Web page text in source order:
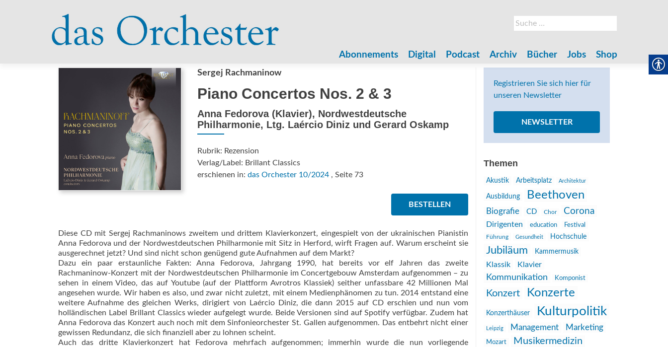
Suche
nach:
Abonnements Digital Podcast Archiv Bücher Jobs Shop
Sergej Rachmaninow
Piano Concertos Nos. 2 & 3
Anna Fedorova (Klavier), Nordwestdeutsche
Philharmonie, Ltg. Laércio Diniz und Gerard Oskamp
Rubrik: Rezension
Verlag/Label: Brillant Classics
erschienen in: das Orchester 10/2024, Seite 73
BESTELLEN
Diese CD mit Sergej Rachmaninows zweitem und drittem Klavierkonzert, eingespielt von der ukrainischen Pianistin
Anna Fedorova und der Nordwestdeutschen Philharmonie mit Sitz in Herford, wirft Fragen auf. Warum erscheint sie
ausgerechnet jetzt? Und sind nicht schon genügend gute Aufnahmen auf dem Markt?
Dazu ein paar erstaunliche Fakten: Anna Fedorova, Jahrgang 1990, hat bereits vor elf Jahren das zweite
Rachmaninow-Konzert mit der Nordwestdeutschen Philharmonie im Concertgebouw Amsterdam aufgenommen – zu
sehen in einem Video, das auf Youtube (auf der Plattform Avrotros Klassiek) seither unfassbare 42 Millionen Mal
angesehen wurde. Wir haben es also, und zwar nicht zuletzt, mit einem Medienphänomen zu tun. 2014 entstand eine
weitere Aufnahme des gleichen Werks, dirigiert von Laércio Diniz, die dann 2015 auf CD erschien und nun vom
holländischen Label Brillant Classics wieder aufgelegt wurde. Beide Versionen sind auf Spotify verfügbar. Zudem hat
Anna Fedorova das Konzert auch noch mit dem Sinfonieorchester St. Gallen aufgenommen. Das entbehrt nicht einer
gewissen Redundanz, die sich finanziell aber zu lohnen scheint.
Auch das dritte Klavierkonzert hat Fedorova mehrfach aufgenommen; immerhin wurde die nun vorliegende
Registrieren Sie sich hier für
unseren Newsletter
NEWSLETTER
Themen
Akustik Arbeitsplatz Architektur
Ausbildung Beethoven
Biografie CD Chor Corona
Dirigenten education
Festival
Führung
Gesundheit Hochschule
Jubiläum Kammermusik
Klassik Klavier
Kommunikation Komponist
Konzert Konzerte
Konzerthäuser Kulturpolitik
Leipzig Management Marketing
Mozart Musikermedizin